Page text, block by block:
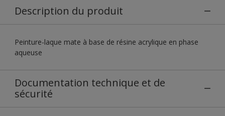
Description du produit
Peinture-laque mate à base de résine acrylique en phase
aqueuse
Documentation technique et de
sécurité